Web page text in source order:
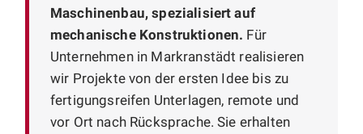
Maschinenbau, spezialisiert auf
mechanische Konstruktionen. Für
Unternehmen in Markranstädt realisieren
wir Projekte von der ersten Idee bis zu
fertigungsreifen Unterlagen, remote und
vor Ort nach Rücksprache. Sie erhalten